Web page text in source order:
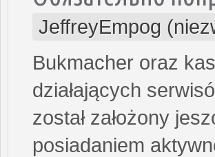
JeffreyEmpog
Bukmacher oraz
działających
został założony
posiadaniem